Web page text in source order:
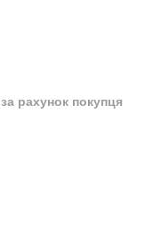
за рахунок покупця